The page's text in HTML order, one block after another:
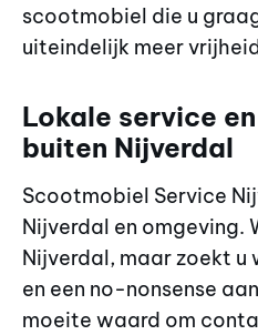
scootmobiel die u
uiteindelijk meer
Lokale service
buiten Nijverdal
Scootmobiel Service
Nijverdal en omgeving.
Nijverdal, maar zoekt u
en een no-nonsense
moeite waard om